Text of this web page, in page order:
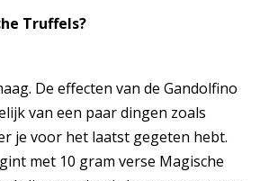
Truffels?
De effecten van de Gandolfino
van een paar dingen zoals
je voor het laatst gegeten hebt.
met 10 gram verse Magische